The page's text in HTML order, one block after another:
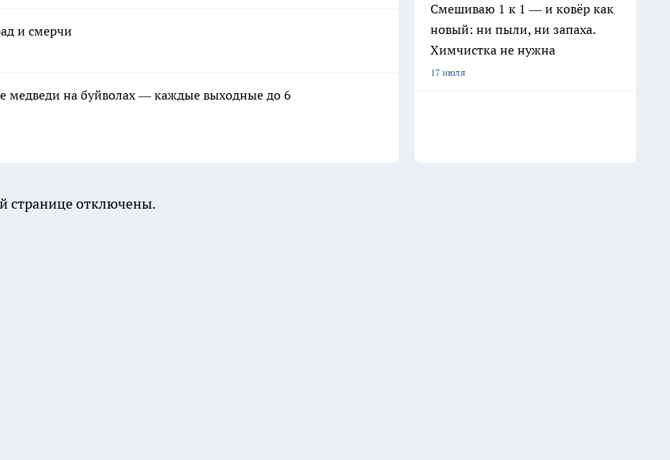
и смерчи
медведи на буйволах — каждые выходные до 6
Смешиваю 1 к 1 — и ковёр как
новый: ни пыли, ни запаха.
Химчистка не нужна
17 июля
странице отключены.